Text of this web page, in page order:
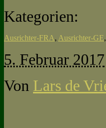
Kategorien:
Ausrichter-FRA, Ausrichter-GE,
5. Februar 2017
Von Lars de